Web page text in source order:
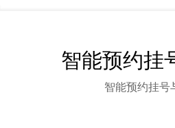
智能预约挂
智能预约挂号